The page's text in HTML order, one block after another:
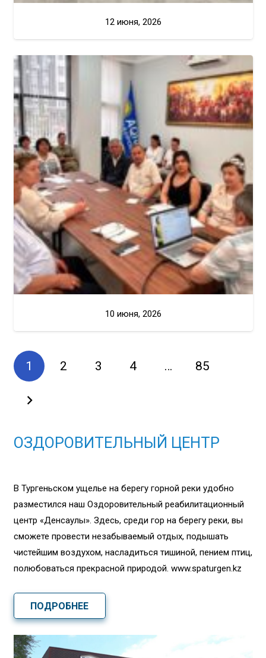
12 июня, 2026
10 июня, 2026
1 2 3 4 … 85
ОЗДОРОВИТЕЛЬНЫЙ ЦЕНТР
В Тургеньском ущелье на берегу горной реки удобно
разместился наш Оздоровительный реабилитационный
центр «Денсаулық». Здесь, среди гор на берегу реки, вы
сможете провести незабываемый отдых, подышать
чистейшим воздухом, насладиться тишиной, пением птиц,
полюбоваться прекрасной природой. www.spaturgen.kz
ПОДРОБНЕЕ